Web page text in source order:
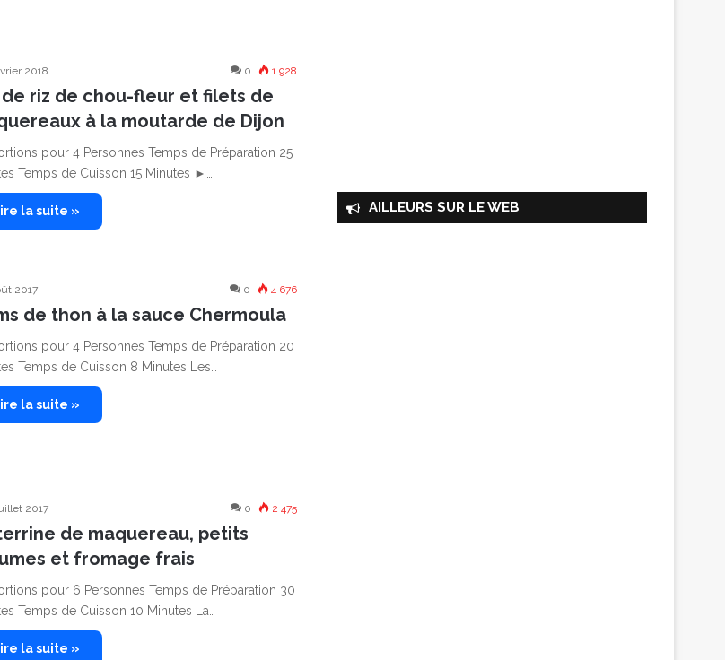
2018 0 1 928
de riz de chou-fleur et filets de
à la moutarde de Dijon
pour 4 Personnes Temps de Préparation 25
Temps de Cuisson 15 Minutes ►…
la suite »
2017 0 4 676
de thon à la sauce Chermoula
pour 4 Personnes Temps de Préparation 20
Temps de Cuisson 8 Minutes Les…
la suite »
2017 0 2 475
de maquereau, petits
et fromage frais
pour 6 Personnes Temps de Préparation 30
Temps de Cuisson 10 Minutes La…
la suite »
AILLEURS SUR LE WEB